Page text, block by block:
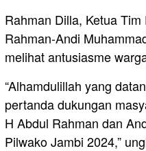
Rahman Dilla, Ketua
Rahman-Andi
melihat antusiasme
“Alhamdulillah yang
pertanda dukungan
H Abdul Rahman dan
Pilwako Jambi 2024,”